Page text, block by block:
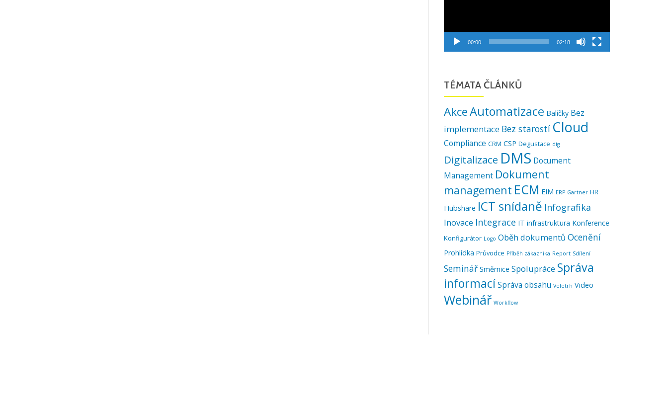
00:00 02:18
TÉMATA ČLÁNKŮ
AkceAutomatizace Balíčky Bez
implementace Bez starostí Cloud
Compliance CRM CSP Degustace dig
Digitalizace DMS Document
Management Dokument
management ECM EIM ERP Gartner HR
Hubshare ICT snídaně Infografika
Inovace Integrace IT infrastruktura Konference
Konfigurátor Logo Oběh dokumentů Ocenění
Prohlídka Průvodce Příběh zákazníka Report Sdílení
Seminář Směrnice Spolupráce Správa
informacíSpráva obsahu Veletrh Video
Webinář Workflow